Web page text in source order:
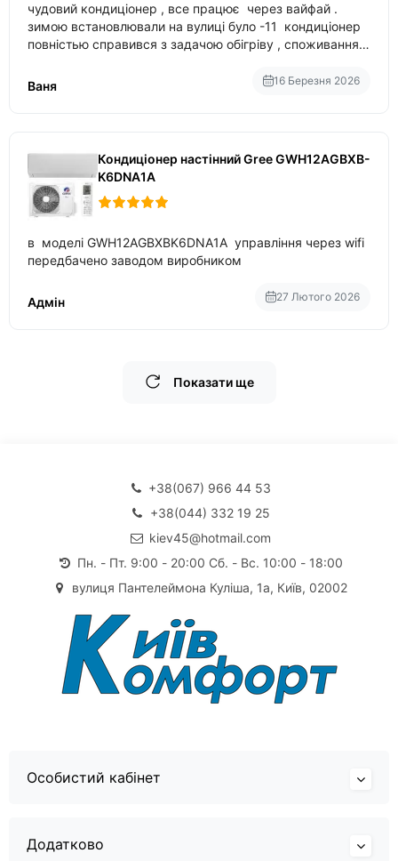
чудовий кондиціонер , все працює через вайфай .
зимою встановлювали на вулиці було -11 кондиціонер
повністью справився з задачою обігріву , споживання
температури
Ваня 16 Березня 2026
Кондиціонер настінний Gree GWH12AGBXB-
K6DNA1A
в моделі GWH12AGBXBK6DNA1A управління через wifi
передбачено заводом виробником
Адмін 27 Лютого 2026
Показати ще
+38(067) 966 44 53
+38(044) 332 19 25
kiev45@hotmail.com
Пн. - Пт. 9:00 - 20:00 Сб. - Вс. 10:00 - 18:00
вулиця Пантелеймона Куліша, 1а, Київ, 02002
Особистий кабінет
Додатково